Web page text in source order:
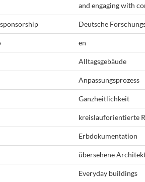
and engaging with
Deutsche
en
Alltagsgebäude
Anpassungsprozess
Ganzheitlichkeit
kreislauforientierte
Erbdokumentation
übersehene
Everyday buildings